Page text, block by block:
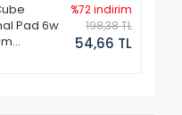
Pad 6w
%72 indirim
198,38 TL
54,66 TL